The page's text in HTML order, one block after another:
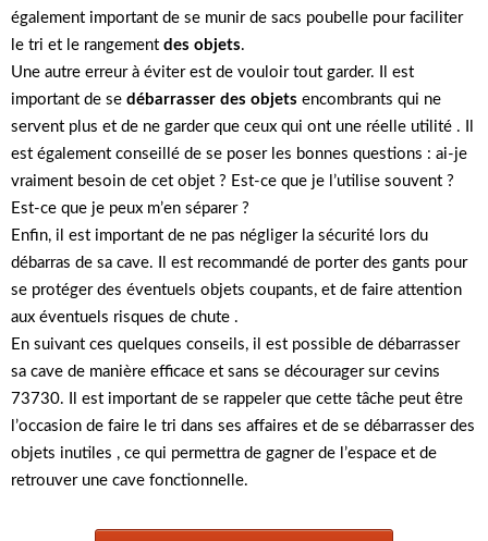
également important de se munir de sacs poubelle pour faciliter
le tri et le rangement des objets.
Une autre erreur à éviter est de vouloir tout garder. Il est
important de se débarrasser des objets encombrants qui ne
servent plus et de ne garder que ceux qui ont une réelle utilité . Il
est également conseillé de se poser les bonnes questions : ai-je
vraiment besoin de cet objet ? Est-ce que je l’utilise souvent ?
Est-ce que je peux m’en séparer ?
Enfin, il est important de ne pas négliger la sécurité lors du
débarras de sa cave. Il est recommandé de porter des gants pour
se protéger des éventuels objets coupants, et de faire attention
aux éventuels risques de chute .
En suivant ces quelques conseils, il est possible de débarrasser
sa cave de manière efficace et sans se décourager sur cevins
73730. Il est important de se rappeler que cette tâche peut être
l’occasion de faire le tri dans ses affaires et de se débarrasser des
objets inutiles , ce qui permettra de gagner de l’espace et de
retrouver une cave fonctionnelle.